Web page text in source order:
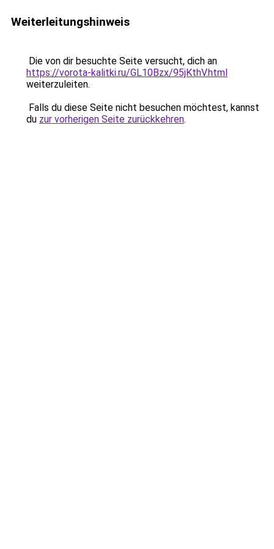
Weiterleitungshinweis
Die von dir besuchte Seite versucht, dich an
https://vorota-kalitki.ru/GL10Bzx/95jKthV.html
weiterzuleiten.
Falls du diese Seite nicht besuchen möchtest, kannst
du zur vorherigen Seite zurückkehren.